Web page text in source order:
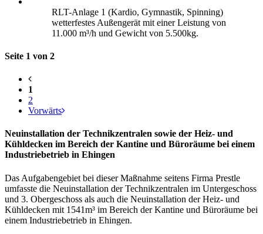
RLT-Anlage 1 (Kardio, Gymnastik, Spinning)
wetterfestes Außengerät mit einer Leistung von
11.000 m³/h und Gewicht von 5.500kg.
Seite 1 von 2
1
2
Vorwärts
Neuinstallation der Technikzentralen sowie der Heiz- und
Kühldecken im Bereich der Kantine und Büroräume bei einem
Industriebetrieb in Ehingen
Das Aufgabengebiet bei dieser Maßnahme seitens Firma Prestle
umfasste die Neuinstallation der Technikzentralen im Untergeschoss
und 3. Obergeschoss als auch die Neuinstallation der Heiz- und
Kühldecken mit 1541m³ im Bereich der Kantine und Büroräume bei
einem Industriebetrieb in Ehingen.